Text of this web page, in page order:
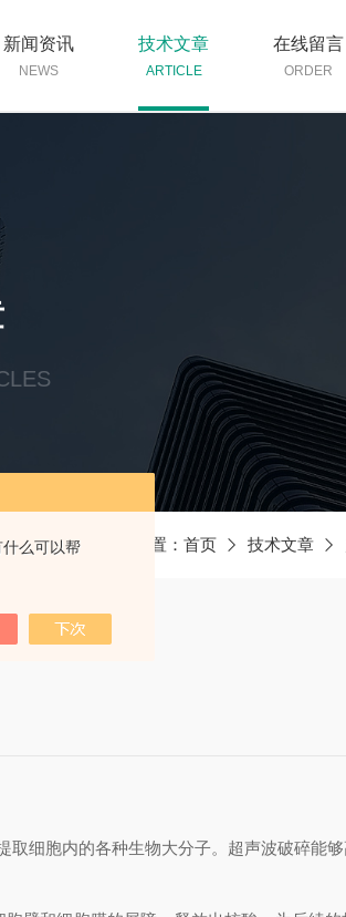
么可以帮
新闻资讯
NEWS
技术文章
ARTICLE
在线留言
ORDER
当前位置： 首页 技术文章
细胞内的各种生物大分子。超声波破碎能